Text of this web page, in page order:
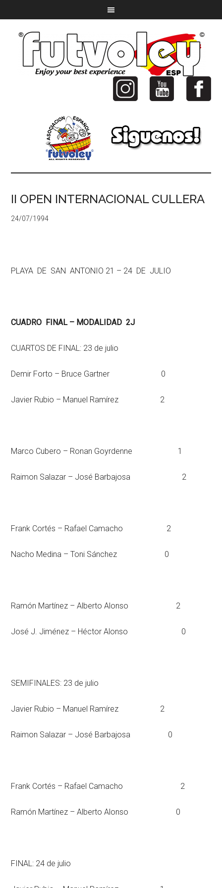
II OPEN INTERNACIONAL CULLERA
24/07/1994
PLAYA DE SAN ANTONIO 21 – 24 DE JULIO
CUADRO FINAL – MODALIDAD 2J
CUARTOS DE FINAL: 23 de julio
Demir Forto – Bruce Gartner 0
Javier Rubio – Manuel Ramírez 2
Marco Cubero – Ronan Goyrdenne 1
Raimon Salazar – José Barbajosa 2
Frank Cortés – Rafael Camacho 2
Nacho Medina – Toni Sánchez 0
Ramón Martínez – Alberto Alonso 2
José J. Jiménez – Héctor Alonso 0
SEMIFINALES: 23 de julio
Javier Rubio – Manuel Ramírez 2
Raimon Salazar – José Barbajosa 0
Frank Cortés – Rafael Camacho 2
Ramón Martínez – Alberto Alonso 0
FINAL: 24 de julio